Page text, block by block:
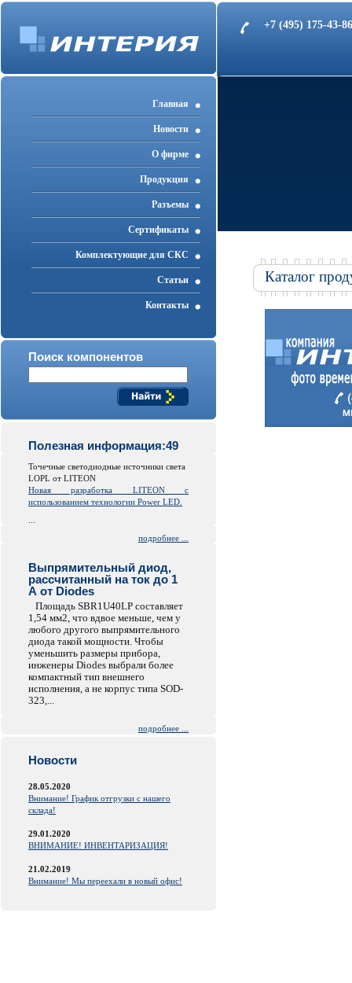
+7 (495) 175-43-
Главная
Новости
О фирме
Продукция
Разъемы
Cертификаты
Комплектующие для СКС
Статьи
Контакты
Поиск компонентов
Полезная информация:49
Точечные светодиодные источники света
LOPL от LITEON
Новая разработка LITEON с
использованием технологии Power LED.
подробнее ...
Выпрямительный диод,
рассчитанный на ток до 1
А от Diodes
Площадь SBR1U40LP составляет
1,54 мм2, что вдвое меньше, чем у
любого другого выпрямительного
диода такой мощности. Чтобы
уменьшить размеры прибора,
инженеры Diodes выбрали более
компактный тип внешнего
исполнения, а не корпус типа SOD-
323,...
подробнее ...
Новости
28.05.2020
Внимание! График отгрузки с нашего
склада!
29.01.2020
ВНИМАНИЕ! ИНВЕНТАРИЗАЦИЯ!
21.02.2019
Внимание! Мы переехали в новый офис!
Каталог